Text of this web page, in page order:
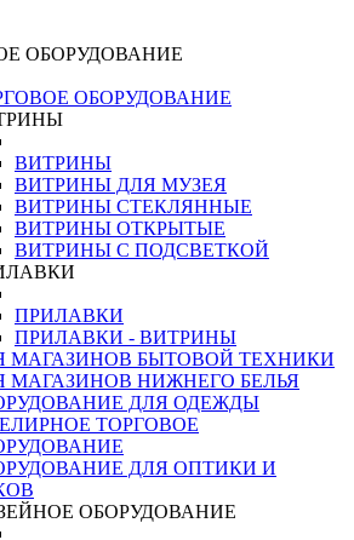
ОБОРУДОВАНИЕ
ОБОРУДОВАНИЕ
ВИТРИНЫ
ВИТРИНЫ ДЛЯ МУЗЕЯ
ВИТРИНЫ СТЕКЛЯННЫЕ
ВИТРИНЫ ОТКРЫТЫЕ
ВИТРИНЫ С ПОДСВЕТКОЙ
ПРИЛАВКИ
ПРИЛАВКИ - ВИТРИНЫ
МАГАЗИНОВ БЫТОВОЙ ТЕХНИКИ
МАГАЗИНОВ НИЖНЕГО БЕЛЬЯ
ДЛЯ ОДЕЖДЫ
ТОРГОВОЕ
ДЛЯ ОПТИКИ И
ОБОРУДОВАНИЕ